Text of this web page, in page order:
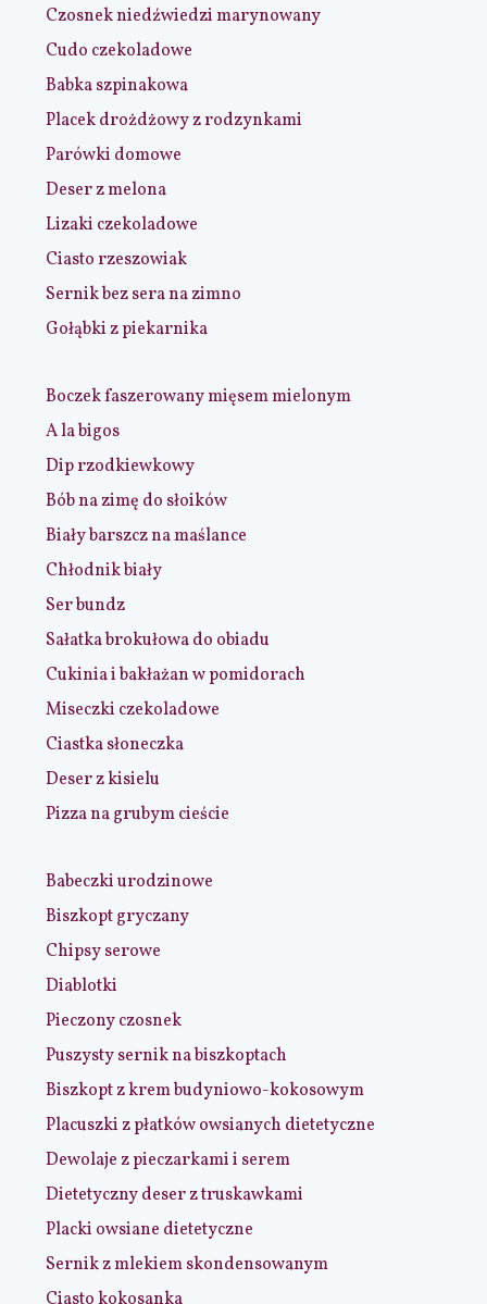
Czosnek niedźwiedzi marynowany
Cudo czekoladowe
Babka szpinakowa
Placek drożdżowy z rodzynkami
Parówki domowe
Deser z melona
Lizaki czekoladowe
Ciasto rzeszowiak
Sernik bez sera na zimno
Gołąbki z piekarnika
Boczek faszerowany mięsem mielonym
A la bigos
Dip rzodkiewkowy
Bób na zimę do słoików
Biały barszcz na maślance
Chłodnik biały
Ser bundz
Sałatka brokułowa do obiadu
Cukinia i bakłażan w pomidorach
Miseczki czekoladowe
Ciastka słoneczka
Deser z kisielu
Pizza na grubym cieście
Babeczki urodzinowe
Biszkopt gryczany
Chipsy serowe
Diablotki
Pieczony czosnek
Puszysty sernik na biszkoptach
Biszkopt z krem budyniowo-kokosowym
Placuszki z płatków owsianych dietetyczne
Dewolaje z pieczarkami i serem
Dietetyczny deser z truskawkami
Placki owsiane dietetyczne
Sernik z mlekiem skondensowanym